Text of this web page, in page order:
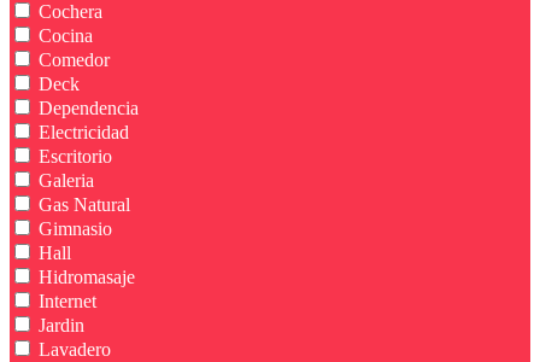
Cochera
Cocina
Comedor
Deck
Dependencia
Electricidad
Escritorio
Galeria
Gas Natural
Gimnasio
Hall
Hidromasaje
Internet
Jardin
Lavadero